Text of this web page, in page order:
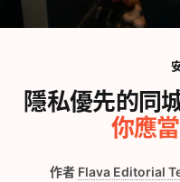
隱私優先的同
你應
作者 Flava Editorial